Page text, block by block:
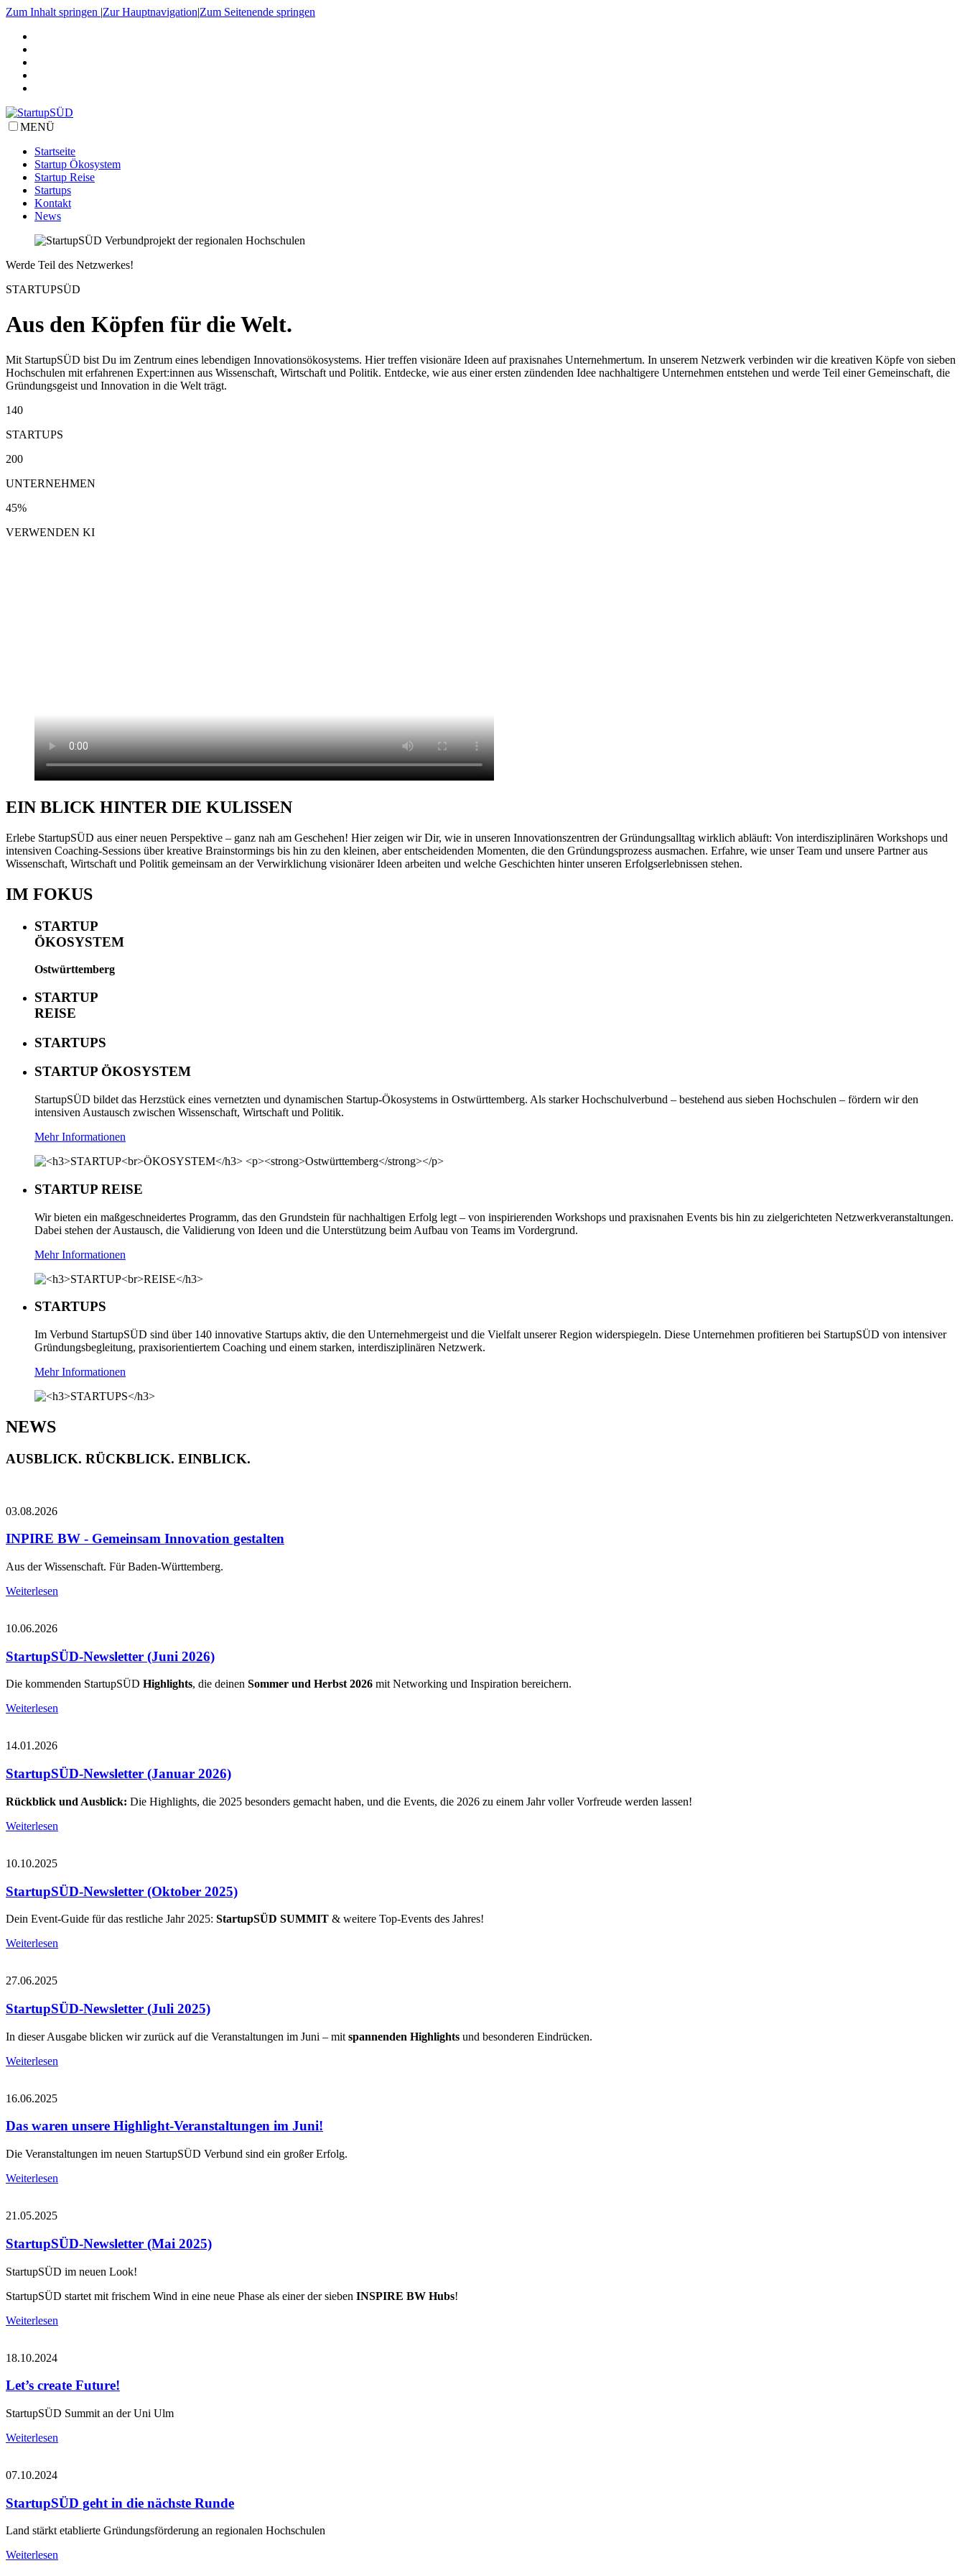
Zum Inhalt springen |Zur Hauptnavigation|Zum Seitenende springen
MENÜ
Startseite
Startup Ökosystem
Startup Reise
Startups
Kontakt
News
Werde Teil des Netzwerkes!
STARTUPSÜD
Aus den Köpfen für die Welt.
Mit StartupSÜD bist Du im Zentrum eines lebendigen Innovationsökosystems. Hier treffen visionäre Ideen auf praxisnahes Unternehmertum. In unserem Netzwerk verbinden wir die kreativen Köpfe von sieben
Hochschulen mit erfahrenen Expert:innen aus Wissenschaft, Wirtschaft und Politik. Entdecke, wie aus einer ersten zündenden Idee nachhaltigere Unternehmen entstehen und werde Teil einer Gemeinschaft, die
Gründungsgeist und Innovation in die Welt trägt.
140
STARTUPS
200
UNTERNEHMEN
45%
VERWENDEN KI
EIN BLICK HINTER DIE KULISSEN
Erlebe StartupSÜD aus einer neuen Perspektive – ganz nah am Geschehen! Hier zeigen wir Dir, wie in unseren Innovationszentren der Gründungsalltag wirklich abläuft: Von interdisziplinären Workshops und
intensiven Coaching-Sessions über kreative Brainstormings bis hin zu den kleinen, aber entscheidenden Momenten, die den Gründungsprozess ausmachen. Erfahre, wie unser Team und unsere Partner aus
Wissenschaft, Wirtschaft und Politik gemeinsam an der Verwirklichung visionärer Ideen arbeiten und welche Geschichten hinter unseren Erfolgserlebnissen stehen.
IM FOKUS
STARTUP
ÖKOSYSTEM
Ostwürttemberg
STARTUP
REISE
STARTUPS
STARTUP ÖKOSYSTEM
StartupSÜD bildet das Herzstück eines vernetzten und dynamischen Startup-Ökosystems in Ostwürttemberg. Als starker Hochschulverbund – bestehend aus sieben Hochschulen – fördern wir den
intensiven Austausch zwischen Wissenschaft, Wirtschaft und Politik.
Mehr Informationen
STARTUP REISE
Wir bieten ein maßgeschneidertes Programm, das den Grundstein für nachhaltigen Erfolg legt – von inspirierenden Workshops und praxisnahen Events bis hin zu zielgerichteten Netzwerkveranstaltungen.
Dabei stehen der Austausch, die Validierung von Ideen und die Unterstützung beim Aufbau von Teams im Vordergrund.
Mehr Informationen
STARTUPS
Im Verbund StartupSÜD sind über 140 innovative Startups aktiv, die den Unternehmergeist und die Vielfalt unserer Region widerspiegeln. Diese Unternehmen profitieren bei StartupSÜD von intensiver
Gründungsbegleitung, praxisorientiertem Coaching und einem starken, interdisziplinären Netzwerk.
Mehr Informationen
NEWS
AUSBLICK. RÜCKBLICK. EINBLICK.
03.08.2026
INPIRE BW - Gemeinsam Innovation gestalten
Aus der Wissenschaft. Für Baden-Württemberg.
Weiterlesen
10.06.2026
StartupSÜD-Newsletter (Juni 2026)
Die kommenden StartupSÜD Highlights, die deinen Sommer und Herbst 2026 mit Networking und Inspiration bereichern.
Weiterlesen
14.01.2026
StartupSÜD-Newsletter (Januar 2026)
Rückblick und Ausblick: Die Highlights, die 2025 besonders gemacht haben, und die Events, die 2026 zu einem Jahr voller Vorfreude werden lassen!
Weiterlesen
10.10.2025
StartupSÜD-Newsletter (Oktober 2025)
Dein Event-Guide für das restliche Jahr 2025: StartupSÜD SUMMIT & weitere Top-Events des Jahres!
Weiterlesen
27.06.2025
StartupSÜD-Newsletter (Juli 2025)
In dieser Ausgabe blicken wir zurück auf die Veranstaltungen im Juni – mit spannenden Highlights und besonderen Eindrücken.
Weiterlesen
16.06.2025
Das waren unsere Highlight-Veranstaltungen im Juni!
Die Veranstaltungen im neuen StartupSÜD Verbund sind ein großer Erfolg.
Weiterlesen
21.05.2025
StartupSÜD-Newsletter (Mai 2025)
StartupSÜD im neuen Look!
StartupSÜD startet mit frischem Wind in eine neue Phase als einer der sieben INSPIRE BW Hubs!
Weiterlesen
18.10.2024
Let’s create Future!
StartupSÜD Summit an der Uni Ulm
Weiterlesen
07.10.2024
StartupSÜD geht in die nächste Runde
Land stärkt etablierte Gründungsförderung an regionalen Hochschulen
Weiterlesen